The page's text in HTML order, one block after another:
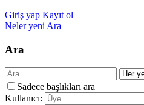
Giriş yap Kayıt ol
Neler yeni Ara
Ara
Sadece başlıkları ara
Kullanıcı: